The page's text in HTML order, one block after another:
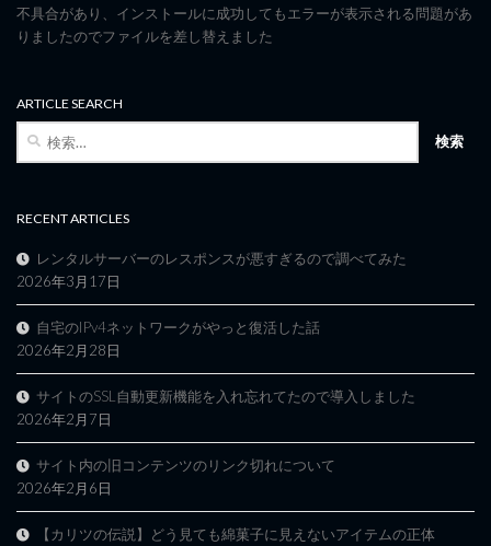
不具合があり、インストールに成功してもエラーが表示される問題があ
りましたのでファイルを差し替えました
ARTICLE SEARCH
RECENT ARTICLES
レンタルサーバーのレスポンスが悪すぎるので調べてみた
2026年3月17日
自宅のIPv4ネットワークがやっと復活した話
2026年2月28日
サイトのSSL自動更新機能を入れ忘れてたので導入しました
2026年2月7日
サイト内の旧コンテンツのリンク切れについて
2026年2月6日
【カリツの伝説】どう見ても綿菓子に見えないアイテムの正体